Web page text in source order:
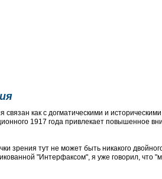
как с догматическими и
1917 года привлекает повышенное
зрения тут не может быть никакого
"Интерфаксом", я уже говорил,